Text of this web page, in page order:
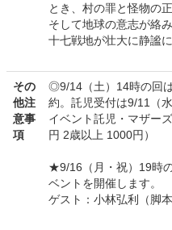
とき、村の罪と怪物の正
そして地球の意志が絡
十七戦地が壮大に静謐
その
他注
意事
項
◎9/14（土）14時の回
約。託児受付は9/11（
イベント託児・マザー
円 2歳以上 1000円）
★9/16（月・祝）19時
ベントを開催します。
ゲスト：小林弘利（脚